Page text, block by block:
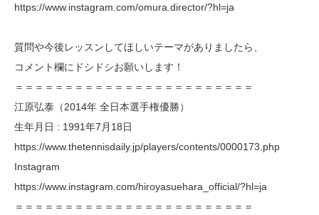
https://www.instagram.com/omura.director/?hl=ja
質問や今後レッスンしてほしいテーマがありましたら、
コメント欄にドシドシお願いします！
＝＝＝＝＝＝＝＝＝＝＝＝＝＝＝＝＝＝＝＝＝＝＝＝
江原弘泰（2014年 全日本選手権優勝）
生年月日 : 1991年7月18日
https://www.thetennisdaily.jp/players/contents/0000173.php
Instagram
https://www.instagram.com/hiroyasuehara_official/?hl=ja
＝＝＝＝＝＝＝＝＝＝＝＝＝＝＝＝＝＝＝＝＝＝＝＝